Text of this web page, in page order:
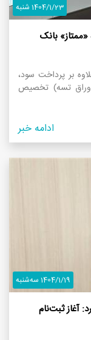
1404/1/23 شنبه
بانک
بر پرداخت سود،
تسه) تخصیص
ادامه خبر
1404/1/19 سه‌شنبه
آغاز ثبت‌نام